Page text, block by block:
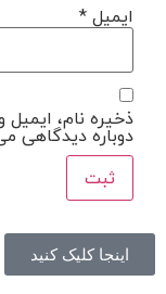
ایمیل*
ذخیره نام،
دوباره دیدگاهی
اینجا کلیک کنید